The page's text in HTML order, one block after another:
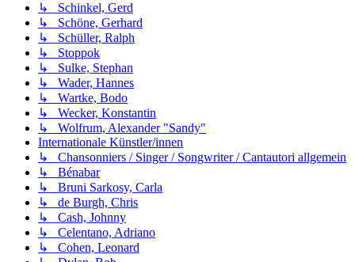
↳ Schinkel, Gerd
↳ Schöne, Gerhard
↳ Schüller, Ralph
↳ Stoppok
↳ Sulke, Stephan
↳ Wader, Hannes
↳ Wartke, Bodo
↳ Wecker, Konstantin
↳ Wolfrum, Alexander "Sandy"
Internationale Künstler/innen
↳ Chansonniers / Singer / Songwriter / Cantautori allgemein
↳ Bénabar
↳ Bruni Sarkosy, Carla
↳ de Burgh, Chris
↳ Cash, Johnny
↳ Celentano, Adriano
↳ Cohen, Leonard